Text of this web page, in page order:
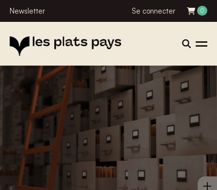
Newsletter Se connecter 0